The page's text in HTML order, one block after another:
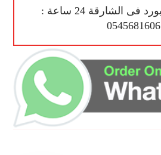
تركيب الجبس بورد فى الشارقة 24 ساعة :
0545681606